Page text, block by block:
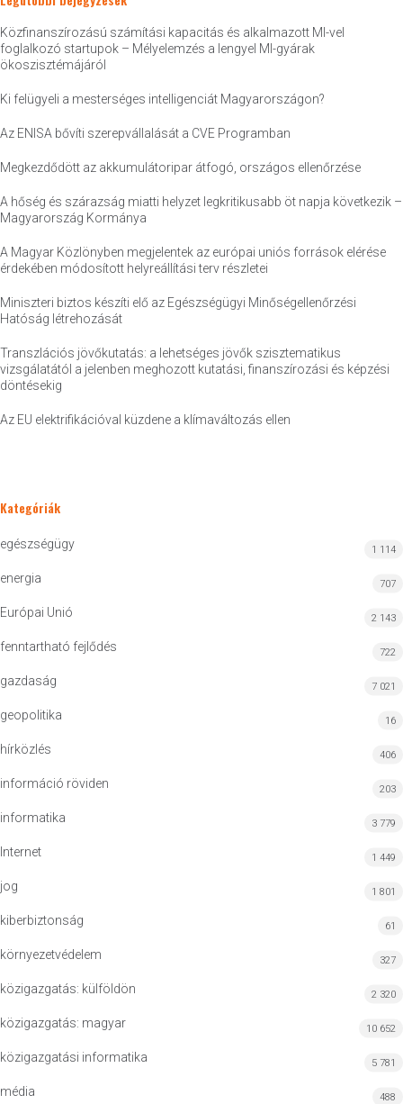
Közfinanszírozású számítási kapacitás és alkalmazott MI-vel
foglalkozó startupok – Mélyelemzés a lengyel MI-gyárak
ökoszisztémájáról
Ki felügyeli a mesterséges intelligenciát Magyarországon?
Az ENISA bővíti szerepvállalását a CVE Programban
Megkezdődött az akkumulátoripar átfogó, országos ellenőrzése
A hőség és szárazság miatti helyzet legkritikusabb öt napja következik –
Magyarország Kormánya
A Magyar Közlönyben megjelentek az európai uniós források elérése
érdekében módosított helyreállítási terv részletei
Miniszteri biztos készíti elő az Egészségügyi Minőségellenőrzési
Hatóság létrehozását
Transzlációs jövőkutatás: a lehetséges jövők szisztematikus
vizsgálatától a jelenben meghozott kutatási, finanszírozási és képzési
döntésekig
Az EU elektrifikációval küzdene a klímaváltozás ellen
Kategóriák
egészségügy 1 114
energia 707
Európai Unió 2 143
fenntartható fejlődés 722
gazdaság 7 021
geopolitika 16
hírközlés 406
információ röviden 203
informatika 3 779
Internet 1 449
jog 1 801
kiberbiztonság 61
környezetvédelem 327
közigazgatás: külföldön 2 320
közigazgatás: magyar 10 652
közigazgatási informatika 5 781
média 488